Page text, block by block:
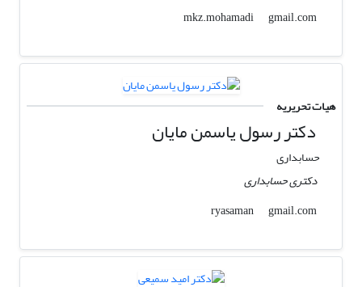
mkz.mohamadi
gmail.com
هیات تحریریه
دکتر رسول یاسمن مایان
حسابداری
دکتری حسابداری
ryasaman
gmail.com